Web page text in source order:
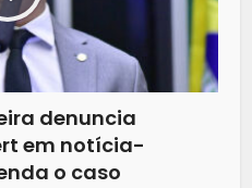
denuncia
em notícia-
o caso